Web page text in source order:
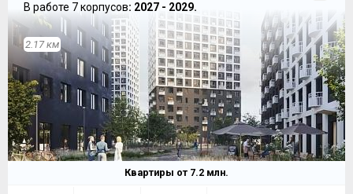
В работе 7 корпусов: 2027 - 2029.
2.17 км
Квартиры от 7.2 млн.